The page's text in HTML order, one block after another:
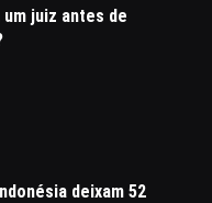
juiz antes de
deixam 52